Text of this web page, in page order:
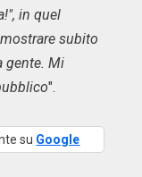
in quel
subito
gente. Mi
".
su Google